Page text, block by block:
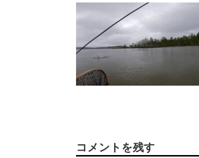
コメントを残す